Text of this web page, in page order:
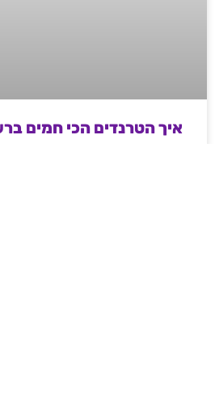
איך הטרנדים הכי חמים